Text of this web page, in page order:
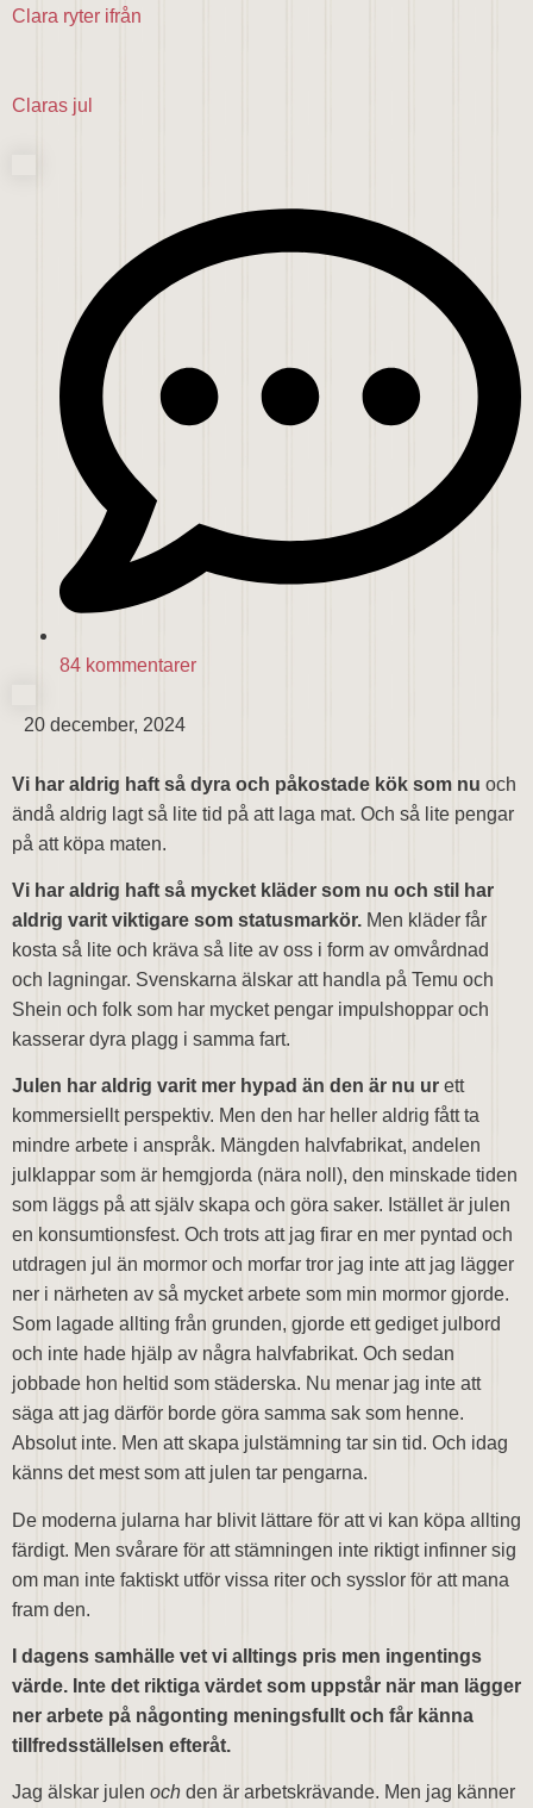
Clara ryter ifrån
Claras jul
84 kommentarer
20 december, 2024
Vi har aldrig haft så dyra och påkostade kök som nu och
ändå aldrig lagt så lite tid på att laga mat. Och så lite pengar
på att köpa maten.
Vi har aldrig haft så mycket kläder som nu och stil har
aldrig varit viktigare som statusmarkör. Men kläder får
kosta så lite och kräva så lite av oss i form av omvårdnad
och lagningar. Svenskarna älskar att handla på Temu och
Shein och folk som har mycket pengar impulshoppar och
kasserar dyra plagg i samma fart.
Julen har aldrig varit mer hypad än den är nu ur ett
kommersiellt perspektiv. Men den har heller aldrig fått ta
mindre arbete i anspråk. Mängden halvfabrikat, andelen
julklappar som är hemgjorda (nära noll), den minskade tiden
som läggs på att själv skapa och göra saker. Istället är julen
en konsumtionsfest. Och trots att jag firar en mer pyntad och
utdragen jul än mormor och morfar tror jag inte att jag lägger
ner i närheten av så mycket arbete som min mormor gjorde.
Som lagade allting från grunden, gjorde ett gediget julbord
och inte hade hjälp av några halvfabrikat. Och sedan
jobbade hon heltid som städerska. Nu menar jag inte att
säga att jag därför borde göra samma sak som henne.
Absolut inte. Men att skapa julstämning tar sin tid. Och idag
känns det mest som att julen tar pengarna.
De moderna jularna har blivit lättare för att vi kan köpa allting
färdigt. Men svårare för att stämningen inte riktigt infinner sig
om man inte faktiskt utför vissa riter och sysslor för att mana
fram den.
I dagens samhälle vet vi alltings pris men ingentings
värde. Inte det riktiga värdet som uppstår när man lägger
ner arbete på någonting meningsfullt och får känna
tillfredsställelsen efteråt.
Jag älskar julen och den är arbetskrävande. Men jag känner